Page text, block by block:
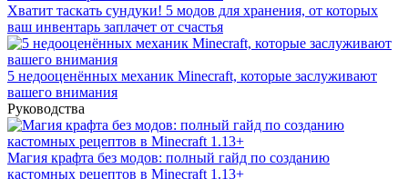
Хватит таскать сундуки! 5 модов для хранения, от которых
ваш инвентарь заплачет от счастья
5 недооценённых механик Minecraft, которые заслуживают
вашего внимания
Руководства
Магия крафта без модов: полный гайд по созданию
кастомных рецептов в Minecraft 1.13+